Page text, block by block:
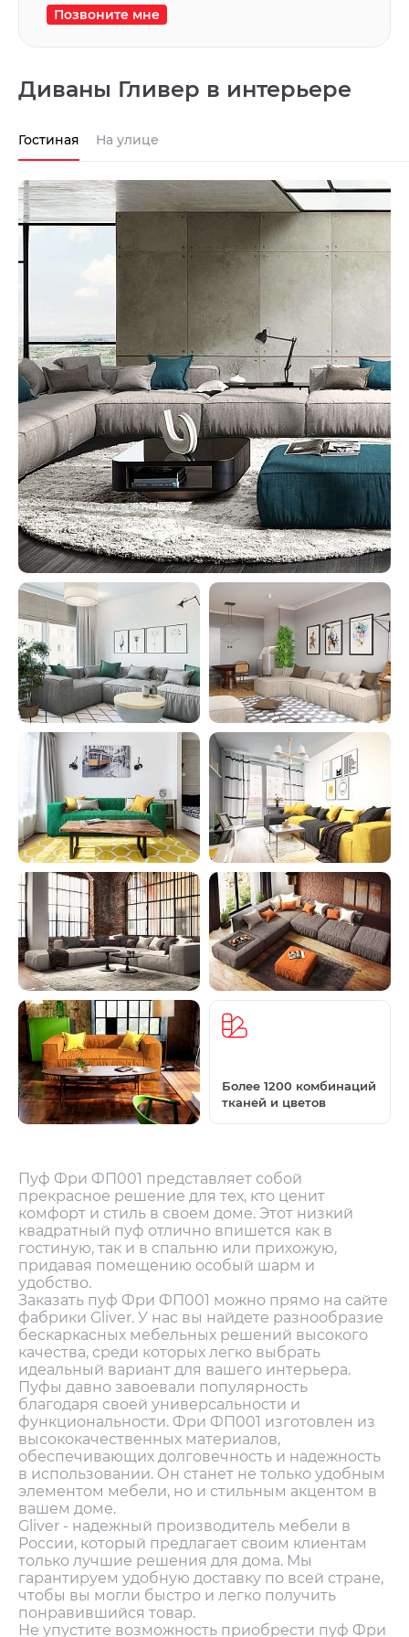
Позвоните мне
Диваны Гливер в интерьере
Гостиная На улице
Более 1200 комбинаций
тканей и цветов
Пуф Фри ФП001 представляет собой
прекрасное решение для тех, кто ценит
комфорт и стиль в своем доме. Этот низкий
квадратный пуф отлично впишется как в
гостиную, так и в спальню или прихожую,
придавая помещению особый шарм и
удобство.
Заказать пуф Фри ФП001 можно прямо на сайте
фабрики Gliver. У нас вы найдете разнообразие
бескаркасных мебельных решений высокого
качества, среди которых легко выбрать
идеальный вариант для вашего интерьера.
Пуфы давно завоевали популярность
благодаря своей универсальности и
функциональности. Фри ФП001 изготовлен из
высококачественных материалов,
обеспечивающих долговечность и надежность
в использовании. Он станет не только удобным
элементом мебели, но и стильным акцентом в
вашем доме.
Gliver - надежный производитель мебели в
России, который предлагает своим клиентам
только лучшие решения для дома. Мы
гарантируем удобную доставку по всей стране,
чтобы вы могли быстро и легко получить
понравившийся товар.
Не упустите возможность приобрести пуф Фри